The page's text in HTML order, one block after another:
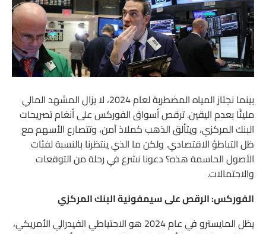
بينما نجتاز المياه المضطربة لعام 2024، لا يزال المشهد المالي
مليئًا بعدم اليقين. ترقص أسواق الفوركس على أنغام تصريحات
البنك المركزي، ويتألق الذهب كملاذ آمن، وتتصارع الأسهم مع
ظل التباطؤ الاقتصادي. ولكن ما الذي ينتظرنا بالنسبة لفئات
الأصول الحاسمة هذه؟ دعونا نشرع في رحلة من التوقعات
والاحتمالات.
الفوركس: الرقص على سيمفونية البنك المركزي
يظل المايسترو في عام 2024 هو الاحتياطي الفيدرالي الأمريكي،